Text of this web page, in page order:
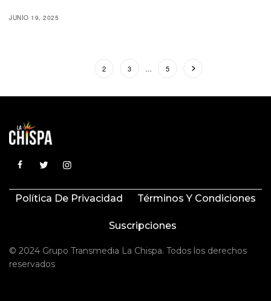
JUNIO 19, 2025
2 3 … 5
Política De Privacidad Términos Y Condiciones
Suscripciones
© 2024 Grupo Transmedia La Chispa. Todos los derechos
reservados